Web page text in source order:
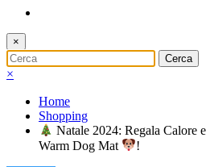
×
×
Home
Shopping
Natale 2024: Regala Calore
Warm Dog Mat
!